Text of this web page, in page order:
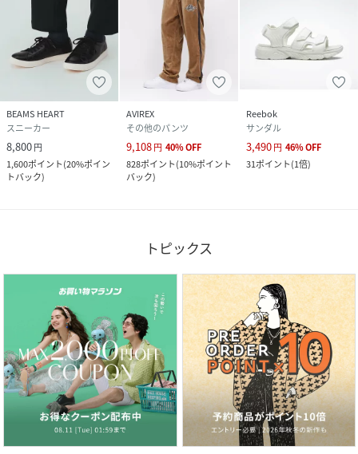
BEAMS HEART
スニーカー
8,800円
1,600ポイント(20%ポイン
トバック)
AVIREX
その他のパンツ
9,108円 40%OFF
828ポイント(10%ポイント
バック)
Reebok
サンダル
3,490円 46%OFF
31ポイント(1倍)
トピックス